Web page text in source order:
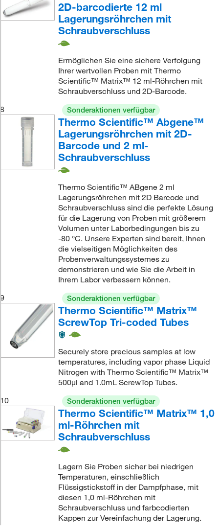
2D-barcodierte 12 ml
Lagerungsröhrchen mit
Schraubverschluss
Ermöglichen Sie eine sichere Verfolgung
Ihrer wertvollen Proben mit Thermo
Scientific™ Matrix™ 12 ml-Röhrchen mit
Schraubverschluss und 2D-Barcode.
8
Sonderaktionen verfügbar
Thermo Scientific™ Abgene™
Lagerungsröhrchen mit 2D-
Barcode und 2 ml-
Schraubverschluss
Thermo Scientific™ ABgene 2 ml
Lagerungsröhrchen mit 2D Barcode und
Schraubverschluss sind die perfekte Lösung
für die Lagerung von Proben mit größerem
Volumen unter Laborbedingungen bis zu
-80 °C. Unsere Experten sind bereit, Ihnen
die vielseitigen Möglichkeiten des
Probenverwaltungssystemes zu
demonstrieren und wie Sie die Arbeit in
Ihrem Labor verbessern können.
9
Sonderaktionen verfügbar
Thermo Scientific™ Matrix™
ScrewTop Tri-coded Tubes
Securely store precious samples at low
temperatures, including vapor phase Liquid
Nitrogen with Thermo Scientific™ Matrix™
500μl and 1.0mL ScrewTop Tubes.
10
Sonderaktionen verfügbar
Thermo Scientific™ Matrix™ 1,0
ml-Röhrchen mit
Schraubverschluss
Lagern Sie Proben sicher bei niedrigen
Temperaturen, einschließlich
Flüssigstickstoff in der Dampfphase, mit
diesen 1,0 ml-Röhrchen mit
Schraubverschluss und farbcodierten
Kappen zur Vereinfachung der Lagerung.